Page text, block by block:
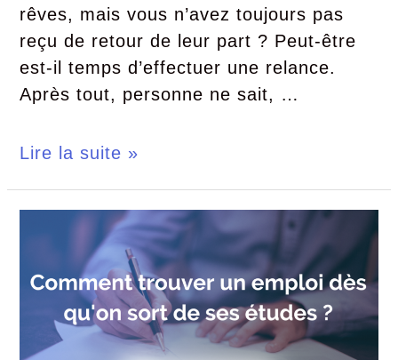
rêves, mais vous n’avez toujours pas
reçu de retour de leur part ? Peut-être
est-il temps d’effectuer une relance.
Après tout, personne ne sait, …
Lire la suite »